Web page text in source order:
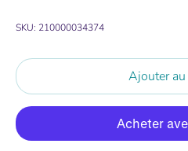
SKU: 210000034374
Ajouter